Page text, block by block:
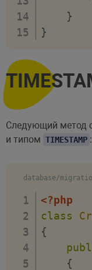
}
}
Следующий метод
и типом TIMESTAMP :
database/
<?php
class
{
{